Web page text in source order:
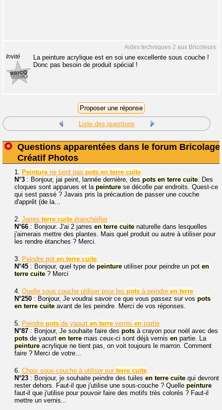
Aides techniques 2 aux Bricoleurs
Invité
La peinture acrylique est en soi une excellente sous couche !
Donc pas besoin de produit spécial !
Liste des questions
Questions apparentées dans le forum Bricolage
Créatif Photos
1. Peinture ne tient pas pots en terre cuite
N°3 : Bonjour, jai peint, lannée dernière, des pots en terre cuite. Des
cloques sont apparues et la peinture se décolle par endroits. Quest-ce
qui sest passé ? Javais pris la précaution de passer une couche
d'apprêt (de la...
2. Jarres terre cuite étanchéifier
N°66 : Bonjour. J'ai 2 jarres en terre cuite naturelle dans lesquelles
j'aimerais mettre des plantes. Mais quel produit ou autre à utiliser pour
les rendre étanches ? Merci.
3. Peindre pot en terre cuite
N°45 : Bonjour, quel type de peinture utiliser pour peindre un pot en
terre cuite ? Merci
4. Quelle sous couche utiliser pour les pots à peindre en terre
N°250 : Bonjour, Je voudrai savoir ce que vous passez sur vos pots
en terre cuite avant de les peindre. Merci de vos réponses.
5. Peindre pots de yaourt en terre vernis en partie
N°87 : Bonjour, Je souhaite faire des pots à crayon pour noël avec des
pots de yaourt en terre mais ceux-ci sont déjà vernis en partie. La
peinture acrylique ne tient pas, on voit toujours le marron. Comment
faire ? Merci de votre...
6. Choix sous-couche à utiliser sur terre cuite
N°23 : Bonjour, je souhaite peindre des tuiles en terre cuite qui devront
rester dehors. Faut-il que j'utilise une sous-couche ? Quelle peinture
faut-il que j'utilise pour pouvoir faire des motifs très colorés ? Faut-il
mettre un vernis...